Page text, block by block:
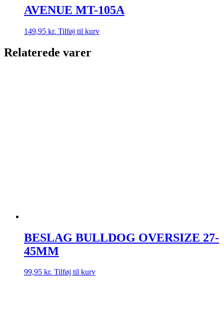
AVENUE MT-105A
149,95 kr. Tilføj til kurv
Relaterede varer
BESLAG BULLDOG OVERSIZE 27-
45MM
99,95 kr. Tilføj til kurv